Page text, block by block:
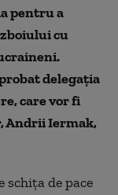
pentru a
cu
delegația
care vor fi
Andrii Iermak,
de pace